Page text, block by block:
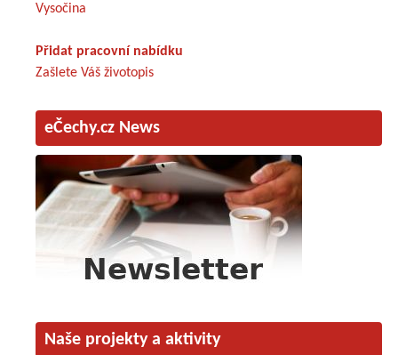
Vysočina
Přidat pracovní nabídku
Zašlete Váš životopis
eČechy.cz News
Naše projekty a aktivity